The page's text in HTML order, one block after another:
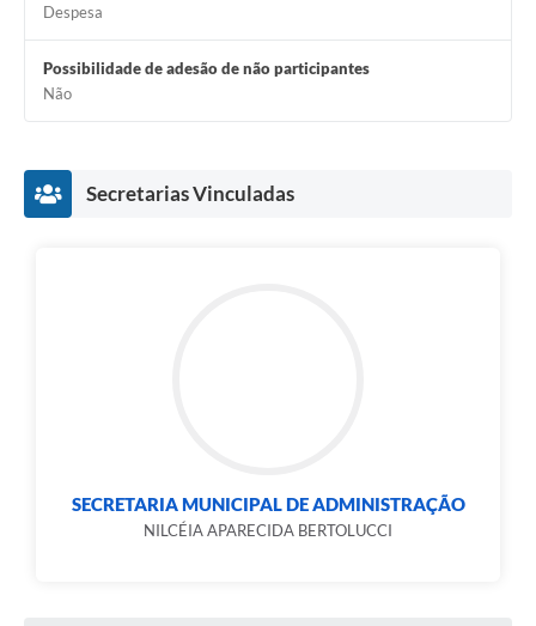
Despesa
Possibilidade de adesão de não participantes
Não
Secretarias Vinculadas
SECRETARIA MUNICIPAL DE ADMINISTRAÇÃO
NILCÉIA APARECIDA BERTOLUCCI